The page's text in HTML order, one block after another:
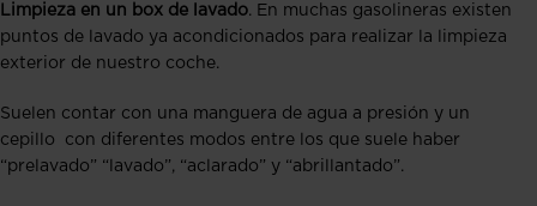
Limpieza en un box de lavado. En muchas gasolineras existen
puntos de lavado ya acondicionados para realizar la limpieza
exterior de nuestro coche.
Suelen contar con una manguera de agua a presión y un
cepillo con diferentes modos entre los que suele haber
“prelavado” “lavado”, “aclarado” y “abrillantado”.